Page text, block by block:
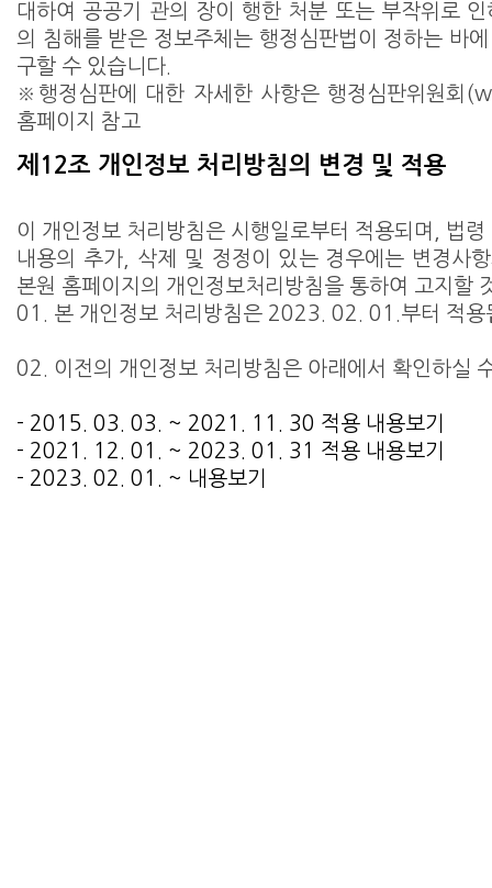
대하여 공공기 관의 장이 행한 처분 또는 부작위로
의 침해를 받은 정보주체는 행정심판법이 정하는 바
구할 수 있습니다.
※행정심판에 대한 자세한 사항은 행정심판위원회
홈페이지 참고
제12조 개인정보 처리방침의 변경 및 적용
이 개인정보 처리방침은 시행일로부터 적용되며, 법
내용의 추가, 삭제 및 정정이 있는 경우에는 변경사
본원 홈페이지의 개인정보처리방침을 통하여 고지할
01. 본 개인정보 처리방침은 2023. 02. 01.부터 적용
02. 이전의 개인정보 처리방침은 아래에서 확인하실
- 2015. 03. 03. ~ 2021. 11. 30 적용 내용보기
- 2021. 12. 01. ~ 2023. 01. 31 적용 내용보기
- 2023. 02. 01. ~ 내용보기